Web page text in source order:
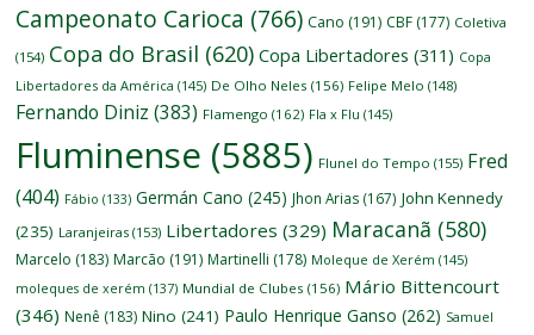
Campeonato Carioca (766) Cano (191) CBF (177) Coletiva
(154) Copa do Brasil (620) Copa Libertadores (311) Copa
Libertadores da América (145) De Olho Neles (156) Felipe Melo (148)
Fernando Diniz (383) Flamengo (162) Fla x Flu (145)
Fluminense (5885) Flunel do Tempo (155) Fred
(404) Fábio (133) Germán Cano (245) Jhon Arias (167) John Kennedy
(235) Laranjeiras (153) Libertadores (329) Maracanã (580)
Marcelo (183) Marcão (191) Martinelli (178) Moleque de Xerém (145)
moleques de xerém (137) Mundial de Clubes (156) Mário Bittencourt
(346) Nenê (183) Nino (241) Paulo Henrique Ganso (262) Samuel